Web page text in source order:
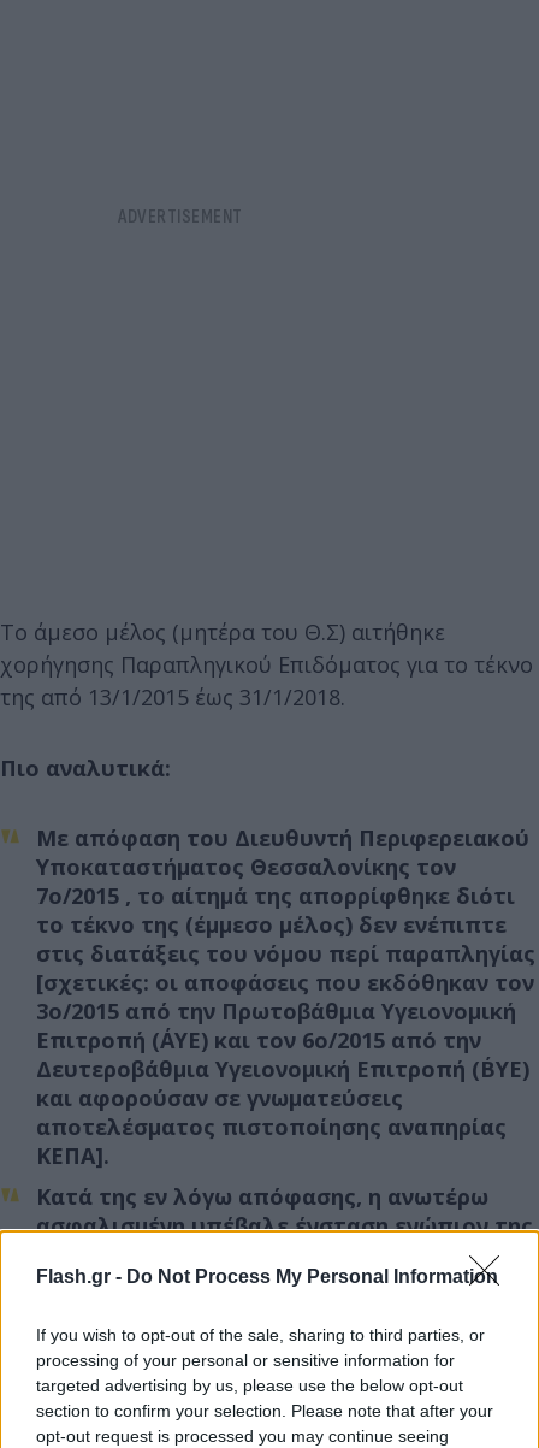
Flash.gr - Do Not Process My Personal Information
If you wish to opt-out of the sale, sharing to third parties, or
processing of your personal or sensitive information for
targeted advertising by us, please use the below opt-out
section to confirm your selection. Please note that after your
opt-out request is processed you may continue seeing
Το άμεσο μέλος (μητέρα του Θ.Σ) αιτήθηκε
χορήγησης Παραπληγικού Επιδόματος για το τέκνο
της από 13/1/2015 έως 31/1/2018.
Πιο αναλυτικά:
Με απόφαση του Διευθυντή Περιφερειακού
Υποκαταστήματος Θεσσαλονίκης τον
7ο/2015 , το αίτημά της απορρίφθηκε διότι
το τέκνο της (έμμεσο μέλος) δεν ενέπιπτε
στις διατάξεις του νόμου περί παραπληγίας
[σχετικές: οι αποφάσεις που εκδόθηκαν τον
3ο/2015 από την Πρωτοβάθμια Υγειονομική
Επιτροπή (Α΄ΥΕ) και τον 6ο/2015 από την
Δευτεροβάθμια Υγειονομική Επιτροπή (Β΄ΥΕ)
και αφορούσαν σε γνωματεύσεις
αποτελέσματος πιστοποίησης αναπηρίας
ΚΕΠΑ].
Κατά της εν λόγω απόφασης, η ανωτέρω
ασφαλισμένη υπέβαλε ένσταση ενώπιον της
Τοπικής Διοικητικής Επιτροπής, η οποία
έγινε ομόφωνα δεκτή (8ος/ 2018).
Σε εκτέλεση της παραπάνω απόφασης,
εξεδόθη απόφαση του Διευθυντή ΕΦΚΑ
Μισθωτών Θεσσαλονίκης τον 9ο/2018 και
ανακλήθηκε η αρχική απορριπτική που είχε
εκδοθεί τον 7ο/2015.